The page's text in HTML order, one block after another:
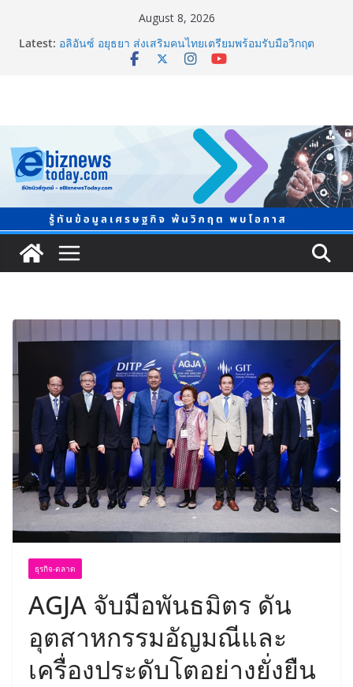
August 8, 2026
Latest: รามิกไทยสู่สากล พร้อมชวนผู้ประกอบไทยร่วมงาน
“Ceramics Vietnam & Stone Vietnam 2026”
ยิ่งใหญ่ Thailand e-Commerce Expo 2026 ผนึกกว่า 50
พันธมิตร ปั้นผู้ประกอบการไทยสู่ตลาดโลก คาดเงินสะพัด
กว่า 300 ล้านบาท
LORDNINE จัดศึกคนดังสายเกม ไทย ปะทะ ฟิลิปปินส์ ใน
“Rise of the Tenth Lord” เปิดสงครามกิลด์ข้ามประเทศ
ฉลองเซิร์ฟเวอร์ใหม่ เฮเลนา
แพทย์เผย โรคไม่ติดต่อเรื้อรัง NCDs คร่าชีวิตคนไทยก่อน
วัยอันควร ทำสูญเสียทางเศรษฐกิจมหาศาล 1.6 ล้านล้าน
บาทต่อปี
ธุรกิจ-ตลาด
AGJA จับมือพันธมิตร ดัน
อุตสาหกรรมอัญมณีและ
เครื่องประดับโตอย่างยั่งยืน